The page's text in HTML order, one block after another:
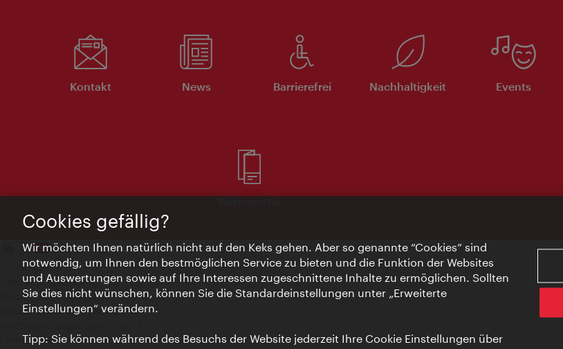
Kontakt News Barrierefrei Nachhaltigkeit Events
Impressum
Datenschutzerklärung
Nutzungsbedingungen
Veröffentlichungen gem. EMFG
Hinweis geben
Cookies gefällig?
Wir möchten Ihnen natürlich nicht auf den Keks gehen. Aber so genannte “Cookies” sind
notwendig, um Ihnen den bestmöglichen Service zu bieten und die Funktion der Websites
und Auswertungen sowie auf Ihre Interessen zugeschnittene Inhalte zu ermöglichen. Sollten
Sie dies nicht wünschen, können Sie die Standardeinstellungen unter „Erweiterte
Einstellungen“ verändern.
Tipp: Sie können während des Besuchs der Website jederzeit Ihre Cookie Einstellungen über